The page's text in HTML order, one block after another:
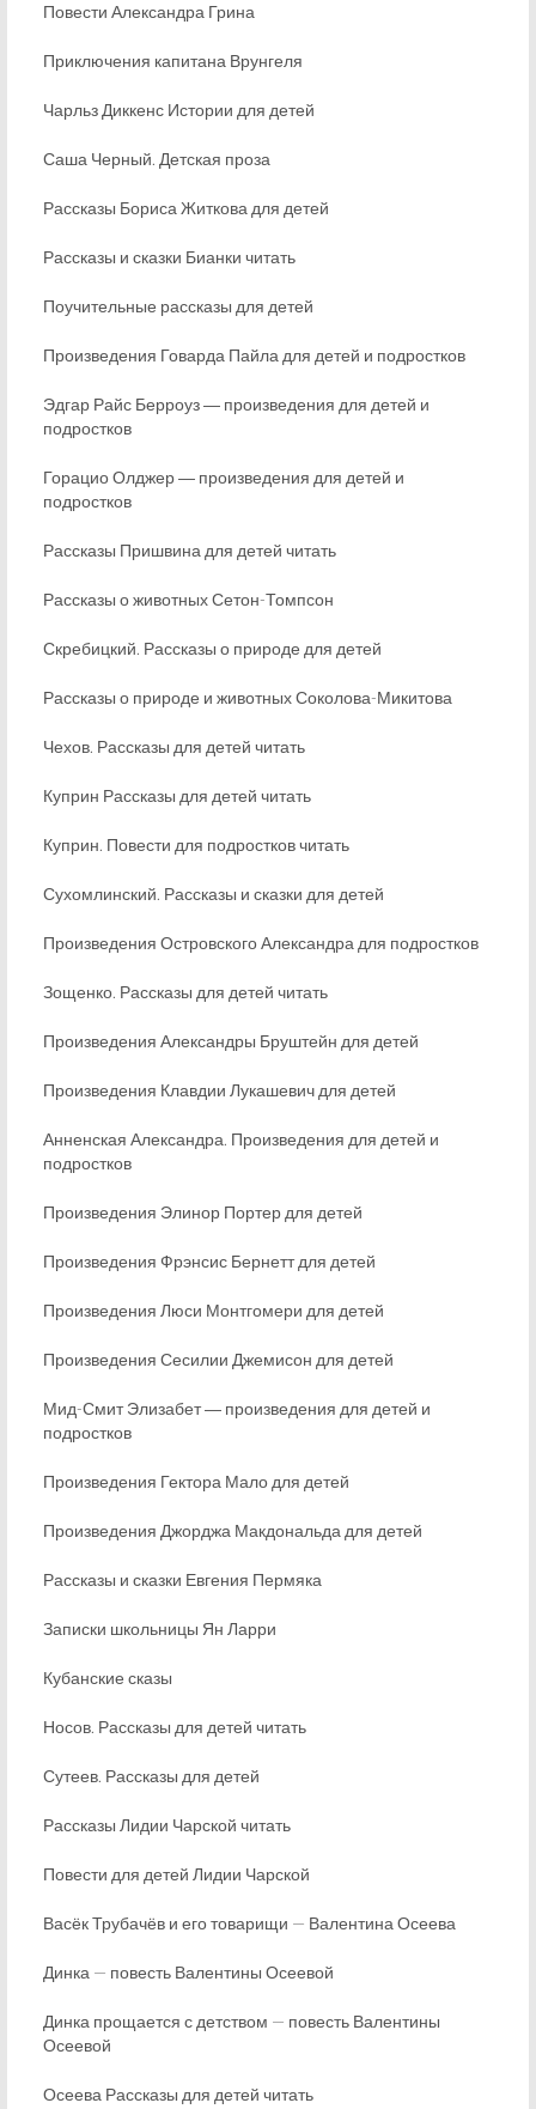
Повести Александра Грина
Приключения капитана Врунгеля
Чарльз Диккенс Истории для детей
Саша Черный. Детская проза
Рассказы Бориса Житкова для детей
Рассказы и сказки Бианки читать
Поучительные рассказы для детей
Произведения Говарда Пайла для детей и подростков
Эдгар Райс Берроуз ― произведения для детей и
подростков
Горацио Олджер ― произведения для детей и
подростков
Рассказы Пришвина для детей читать
Рассказы о животных Сетон-Томпсон
Скребицкий. Рассказы о природе для детей
Рассказы о природе и животных Соколова-Микитова
Чехов. Рассказы для детей читать
Куприн Рассказы для детей читать
Куприн. Повести для подростков читать
Сухомлинский. Рассказы и сказки для детей
Произведения Островского Александра для подростков
Зощенко. Рассказы для детей читать
Произведения Александры Бруштейн для детей
Произведения Клавдии Лукашевич для детей
Анненская Александра. Произведения для детей и
подростков
Произведения Элинор Портер для детей
Произведения Фрэнсис Бернетт для детей
Произведения Люси Монтгомери для детей
Произведения Сесилии Джемисон для детей
Мид-Смит Элизабет ― произведения для детей и
подростков
Произведения Гектора Мало для детей
Произведения Джорджа Макдональда для детей
Рассказы и сказки Евгения Пермяка
Записки школьницы Ян Ларри
Кубанские сказы
Носов. Рассказы для детей читать
Сутеев. Рассказы для детей
Рассказы Лидии Чарской читать
Повести для детей Лидии Чарской
Васёк Трубачёв и его товарищи — Валентина Осеева
Динка — повесть Валентины Осеевой
Динка прощается с детством — повесть Валентины
Осеевой
Осеева Рассказы для детей читать